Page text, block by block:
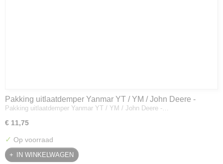
Pakking uitlaatdemper Yanmar YT / YM / John Deere -
128300-13230
Pakking uitlaatdemper Yanmar YT / YM / John Deere -…
€ 11,75
✓ Op voorraad
IN WINKELWAGEN